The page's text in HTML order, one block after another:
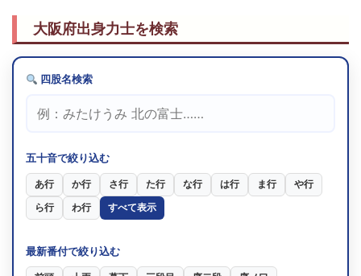
大阪府出身力士を検索
四股名検索
五十音で絞り込む
あ行 か行 さ行 た行 な行 は行 ま行
や行
ら行
わ行 すべて表示
最新番付で絞り込む